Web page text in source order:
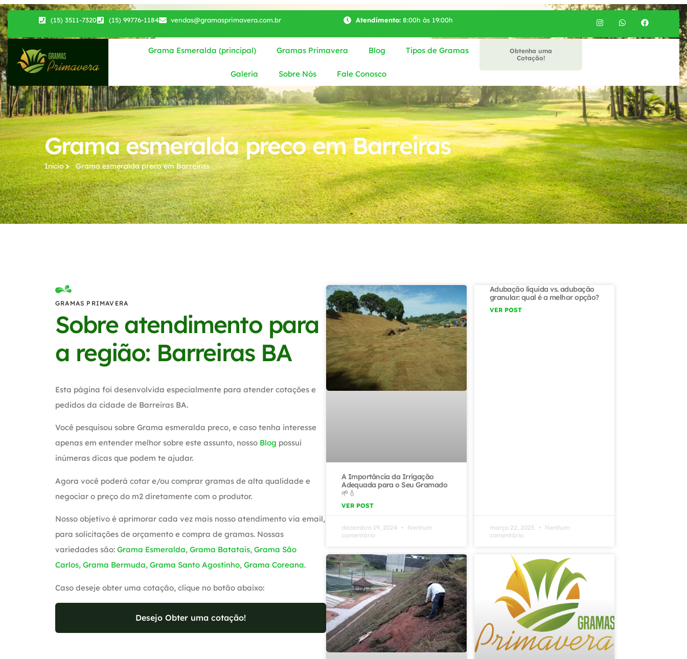
(15) 3511-7320 (15) 99776-1184 vendas@gramasprimavera.com.br Atendimento:8:00h às 19:00h
Grama Esmeralda (principal) Gramas Primavera Blog Tipos de Gramas
Galeria Sobre Nós Fale Conosco
Obtenha uma
Cotação!
Grama esmeralda preco em Barreiras
Início Grama esmeralda preco​ em Barreiras
GRAMAS PRIMAVERA
Sobre atendimento para
a região: Barreiras BA
Esta página foi desenvolvida especialmente para atender cotações e
pedidos da cidade de Barreiras BA.
Você pesquisou sobre Grama esmeralda preco, e caso tenha interesse
apenas em entender melhor sobre este assunto, nosso Blog possui
inúmeras dicas que podem te ajudar.
Agora você poderá cotar e/ou comprar gramas de alta qualidade e
negociar o preço do m2 diretamente com o produtor.
Nosso objetivo é aprimorar cada vez mais nosso atendimento via email,
para solicitações de orçamento e compra de gramas. Nossas
variedades são: Grama Esmeralda, Grama Batatais, Grama São
Carlos, Grama Bermuda, Grama Santo Agostinho, Grama Coreana.
Caso deseje obter uma cotação, clique no botão abaixo:
Desejo Obter uma cotação!
A Importância da Irrigação
Adequada para o Seu Gramado
🌱💧
VER POST
dezembro 19, 2024
Nenhum
comentário
Adubação líquida vs. adubação
granular: qual é a melhor opção?
VER POST
março 22, 2025
Nenhum
comentário